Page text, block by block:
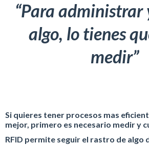
“Para administrar
algo, lo tienes
medir”
Si quieres tener procesos mas
mejor, primero es necesario medir y
RFID permite seguir el rastro de algo